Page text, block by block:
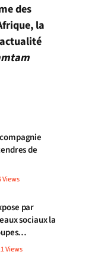
des
la
de
Views
par
sociaux la
Views